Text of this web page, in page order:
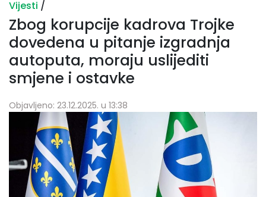
Vijesti /
Zbog korupcije kadrova Trojke
dovedena u pitanje izgradnja
autoputa, moraju uslijediti
smjene i ostavke
Objavljeno: 23.12.2025. u 13:38